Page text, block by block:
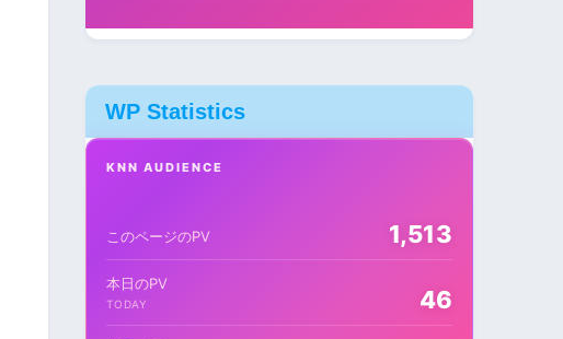
WP Statistics
KNN AUDIENCE
このページのPV 1,513
本日のPV
TODAY 46